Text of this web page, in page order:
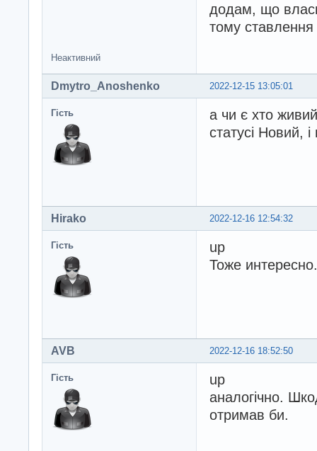
додам, що
тому ставлення
Неактивний
2022-12-15 13:05:01
Dmytro_Anoshenko
Гість
а чи є хто
статусі Новий,
2022-12-16 12:54:32
Hirako
Гість
up
Тоже интересно.
2022-12-16 18:52:50
AVB
Гість
up
аналогічно.
отримав би.